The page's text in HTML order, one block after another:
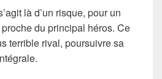
là d’un risque, pour un
du principal héros. Ce
terrible rival, poursuivre sa